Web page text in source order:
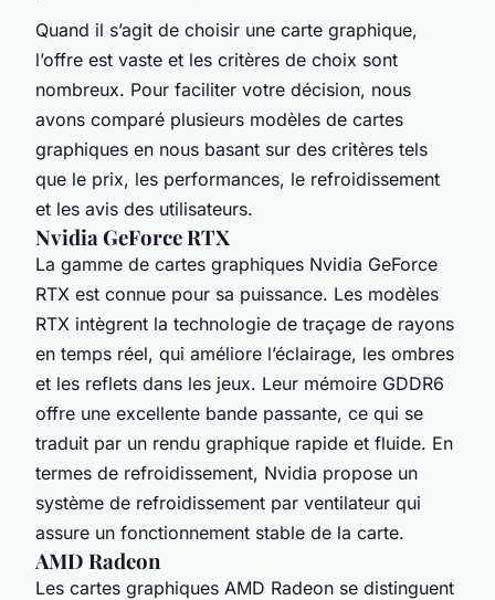
Quand il s’agit de choisir une carte graphique,
l’offre est vaste et les critères de choix sont
nombreux. Pour faciliter votre décision, nous
avons comparé plusieurs modèles de cartes
graphiques en nous basant sur des critères tels
que le prix, les performances, le refroidissement
et les avis des utilisateurs.
Nvidia GeForce RTX
La gamme de cartes graphiques Nvidia GeForce
RTX est connue pour sa puissance. Les modèles
RTX intègrent la technologie de traçage de rayons
en temps réel, qui améliore l’éclairage, les ombres
et les reflets dans les jeux. Leur mémoire GDDR6
offre une excellente bande passante, ce qui se
traduit par un rendu graphique rapide et fluide. En
termes de refroidissement, Nvidia propose un
système de refroidissement par ventilateur qui
assure un fonctionnement stable de la carte.
AMD Radeon
Les cartes graphiques AMD Radeon se distinguent